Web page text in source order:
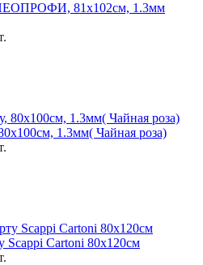
НЕОПРОФИ, 81x102см, 1.3мм
1.3мм( Чайная роза)
Scappi Cartoni 80х120см